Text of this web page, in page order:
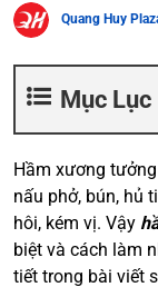
Quang Huy
Mục Lục
Hầm xương
nấu phở, bún, hủ
hôi, kém vị. Vậy
biệt và cách làm
tiết trong bài viết